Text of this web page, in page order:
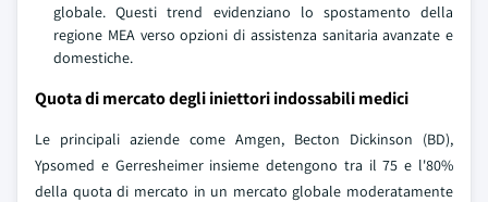
globale. Questi trend evidenziano lo spostamento della
regione MEA verso opzioni di assistenza sanitaria avanzate e
domestiche.
Quota di mercato degli iniettori indossabili medici
Le principali aziende come Amgen, Becton Dickinson (BD),
Ypsomed e Gerresheimer insieme detengono tra il 75 e l'80%
della quota di mercato in un mercato globale moderatamente